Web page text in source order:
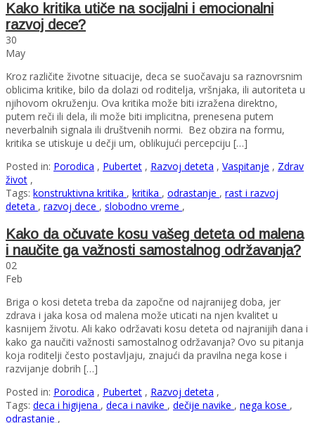
Kako kritika utiče na socijalni i emocionalni
razvoj dece?
30
May
Kroz različite životne situacije, deca se suočavaju sa raznovrsnim
oblicima kritike, bilo da dolazi od roditelja, vršnjaka, ili autoriteta u
njihovom okruženju. Ova kritika može biti izražena direktno,
putem reči ili dela, ili može biti implicitna, prenesena putem
neverbalnih signala ili društvenih normi. Bez obzira na formu,
kritika se utiskuje u dečji um, oblikujući percepciju […]
Posted in: Porodica , Pubertet , Razvoj deteta , Vaspitanje , Zdrav
život ,
Tags: konstruktivna kritika , kritika , odrastanje , rast i razvoj
deteta , razvoj dece , slobodno vreme ,
Kako da očuvate kosu vašeg deteta od malena
i naučite ga važnosti samostalnog održavanja?
02
Feb
Briga o kosi deteta treba da započne od najranijeg doba, jer
zdrava i jaka kosa od malena može uticati na njen kvalitet u
kasnijem životu. Ali kako održavati kosu deteta od najranijih dana i
kako ga naučiti važnosti samostalnog održavanja? Ovo su pitanja
koja roditelji često postavljaju, znajući da pravilna nega kose i
razvijanje dobrih […]
Posted in: Porodica , Pubertet , Razvoj deteta ,
Tags: deca i higijena , deca i navike , dečije navike , nega kose ,
odrastanje ,